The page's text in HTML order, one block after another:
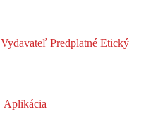
Vydavateľ Predplatné Etický
Aplikácia